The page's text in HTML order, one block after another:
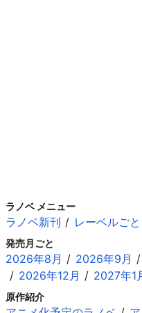
ラノベ メニュー
ラノベ新刊 レーベルごと
発売月ごと
2026年8月 2026年9月
2026年12月
2027年1
原作紹介